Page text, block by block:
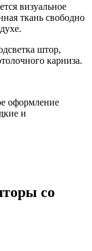
визуальное
ткань свободно
штор,
карниза.
оформление
и
со